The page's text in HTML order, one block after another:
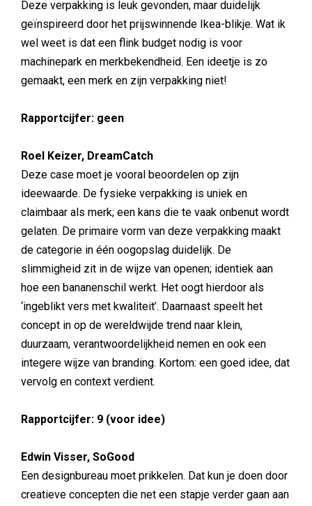
Deze verpakking is leuk gevonden, maar duidelijk
geïnspireerd door het prijswinnende Ikea-blikje. Wat ik
wel weet is dat een flink budget nodig is voor
machinepark en merkbekendheid. Een ideetje is zo
gemaakt, een merk en zijn verpakking niet!
Rapportcijfer: geen
Roel Keizer, DreamCatch
Deze case moet je vooral beoordelen op zijn
ideewaarde. De fysieke verpakking is uniek en
claimbaar als merk; een kans die te vaak onbenut wordt
gelaten. De primaire vorm van deze verpakking maakt
de categorie in één oogopslag duidelijk. De
slimmigheid zit in de wijze van openen; identiek aan
hoe een bananenschil werkt. Het oogt hierdoor als
‘ingeblikt vers met kwaliteit’. Daarnaast speelt het
concept in op de wereldwijde trend naar klein,
duurzaam, verantwoordelijkheid nemen en ook een
integere wijze van branding. Kortom: een goed idee, dat
vervolg en context verdient.
Rapportcijfer: 9 (voor idee)
Edwin Visser, SoGood
Een designbureau moet prikkelen. Dat kun je doen door
creatieve concepten die net een stapje verder gaan aan